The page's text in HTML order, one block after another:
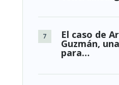
El caso de
Guzmán,
para…